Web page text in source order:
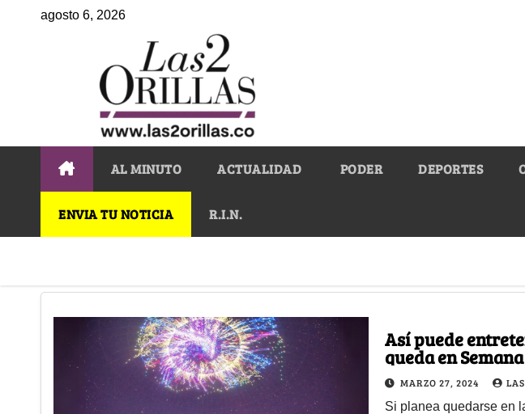
agosto 6, 2026
AL MINUTO ACTUALIDAD PODER DEPORTES
ENVIA TU NOTICIA R.I.N.
Así puede
queda en
laser del
MARZO 27, 2024
Si planea quedarse en